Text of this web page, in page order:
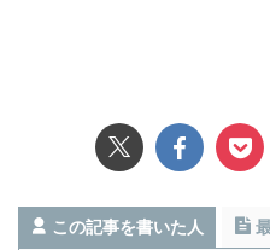
この記事を書いた人